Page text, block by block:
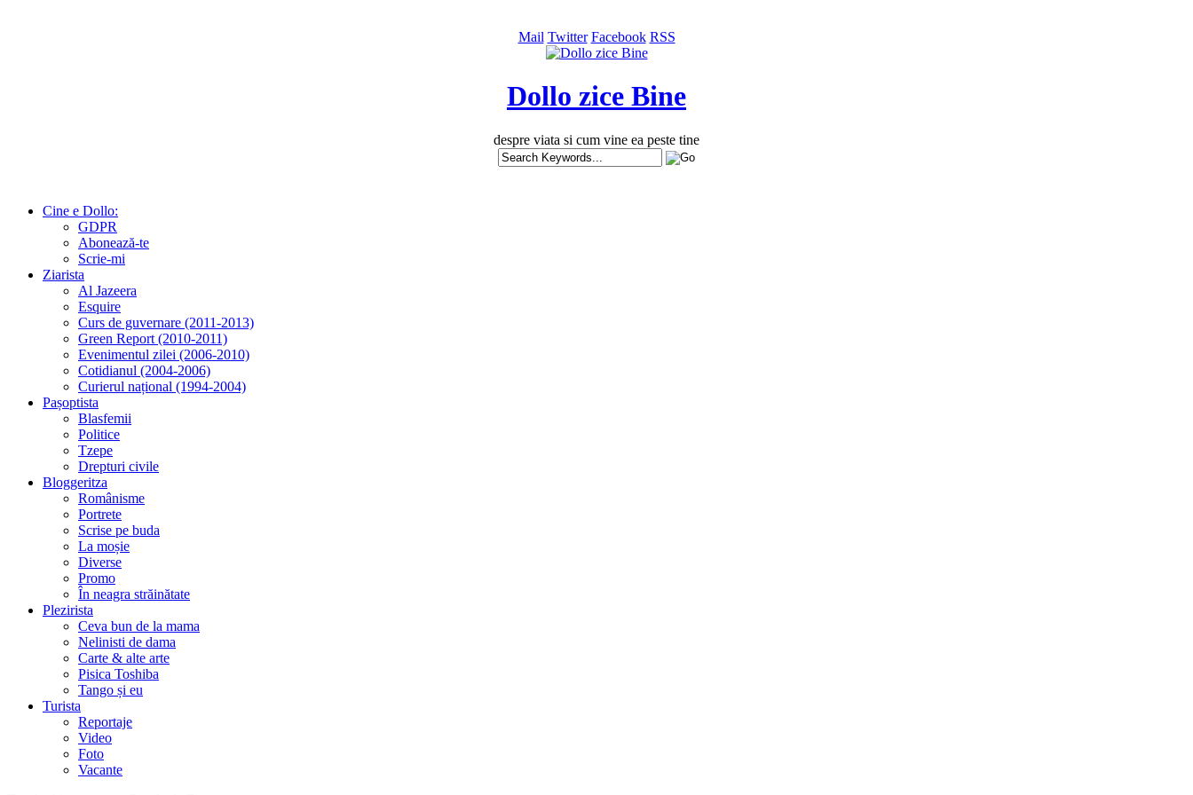
Mail Twitter Facebook RSS
Dollo zice Bine
despre viata si cum vine ea peste tine
Cine e Dollo:
GDPR
Abonează-te
Scrie-mi
Ziarista
Al Jazeera
Esquire
Curs de guvernare (2011-2013)
Green Report (2010-2011)
Evenimentul zilei (2006-2010)
Cotidianul (2004-2006)
Curierul național (1994-2004)
Pașoptista
Blasfemii
Politice
Tzepe
Drepturi civile
Bloggeritza
Românisme
Portrete
Scrise pe buda
La moșie
Diverse
Promo
În neagra străinătate
Plezirista
Ceva bun de la mama
Nelinisti de dama
Carte & alte arte
Pisica Toshiba
Tango și eu
Turista
Reportaje
Video
Foto
Vacante